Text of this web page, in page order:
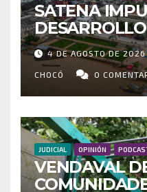
SATENA
MÁS DE 35
RUTAS
4 DE AGOSTO DE
CHOCÓ 0
JUDICIAL OPINIÓN
VENDAVAL